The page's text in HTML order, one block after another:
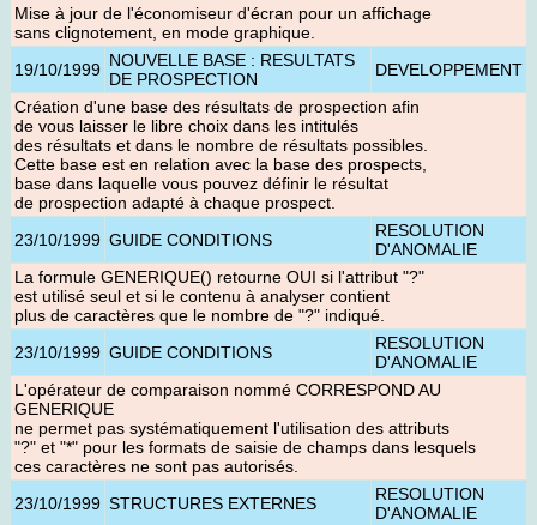
Mise à jour de l'économiseur d'écran pour un affichage
sans clignotement, en mode graphique.
19/10/1999 NOUVELLE BASE : RESULTATS
DE PROSPECTION
DEVELOPPEMENT
Création d'une base des résultats de prospection afin
de vous laisser le libre choix dans les intitulés
des résultats et dans le nombre de résultats possibles.
Cette base est en relation avec la base des prospects,
base dans laquelle vous pouvez définir le résultat
de prospection adapté à chaque prospect.
23/10/1999 GUIDE CONDITIONS
RESOLUTION
D'ANOMALIE
La formule GENERIQUE() retourne OUI si l'attribut "?"
est utilisé seul et si le contenu à analyser contient
plus de caractères que le nombre de "?" indiqué.
23/10/1999 GUIDE CONDITIONS
RESOLUTION
D'ANOMALIE
L'opérateur de comparaison nommé CORRESPOND AU
GENERIQUE
ne permet pas systématiquement l'utilisation des attributs
"?" et "*" pour les formats de saisie de champs dans lesquels
ces caractères ne sont pas autorisés.
23/10/1999 STRUCTURES EXTERNES
RESOLUTION
D'ANOMALIE